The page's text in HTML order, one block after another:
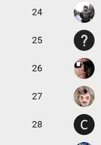
24
25
26
27
28